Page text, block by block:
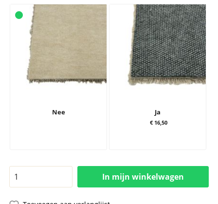
Nee Ja
€ 16,50
In mijn winkelwagen